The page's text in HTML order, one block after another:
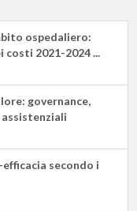
ospedaliero:
costi 2021-2024 ...
governance,
secondo i